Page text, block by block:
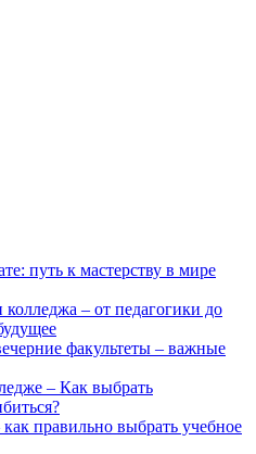
путь к мастерству в мире
– от педагогики до
факультеты – важные
– Как выбрать
правильно выбрать учебное